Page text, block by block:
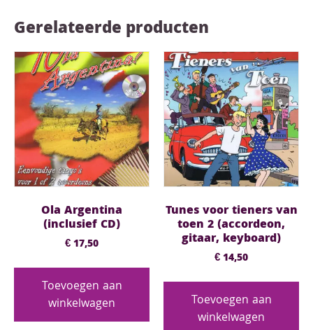
Gerelateerde producten
Ola Argentina
(inclusief CD)
€17,50
Toevoegen aan
winkelwagen
Tunes voor tieners van
toen 2 (accordeon,
gitaar, keyboard)
€14,50
Toevoegen aan
winkelwagen